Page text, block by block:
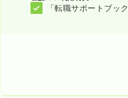
「転職サポートブッ